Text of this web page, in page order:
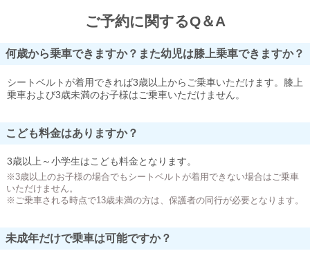
ご予約に関するQ＆A
何歳から乗車できますか？また幼児は膝上乗車できますか？
シートベルトが着用できれば3歳以上からご乗車いただけます。膝上
乗車および3歳未満のお子様はご乗車いただけません。
こども料金はありますか？
3歳以上～小学生はこども料金となります。
※3歳以上のお子様の場合でもシートベルトが着用できない場合はご乗車
いただけません。
※ご乗車される時点で13歳未満の方は、保護者の同行が必要となります。
未成年だけで乗車は可能ですか？